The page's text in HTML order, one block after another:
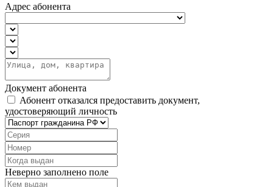
Адрес абонента
Документ абонента
Абонент отказался предоставить документ,
удостоверяющий личность
Неверно заполнено поле